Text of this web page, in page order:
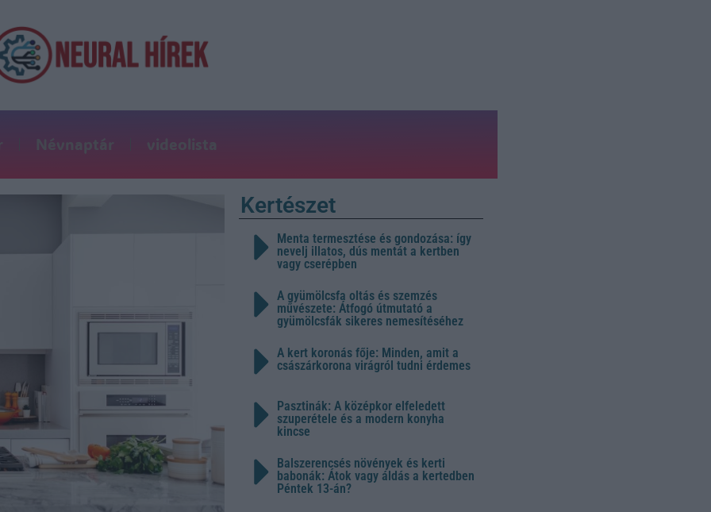
Névnaptár videolista
Kertészet
Menta termesztése és gondozása: így
nevelj illatos, dús mentát a kertben
vagy cserépben
A gyümölcsfa oltás és szemzés
művészete: Átfogó útmutató a
gyümölcsfák sikeres nemesítéséhez
A kert koronás fője: Minden, amit a
császárkorona virágról tudni érdemes
Pasztinák: A középkor elfeledett
szuperétele és a modern konyha
kincse
Balszerencsés növények és kerti
babonák: Átok vagy áldás a kertedben
Péntek 13-án?